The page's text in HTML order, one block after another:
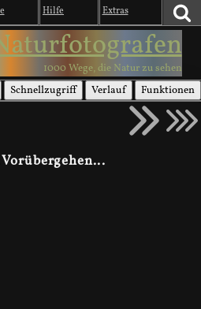
Hilfe Extras
1000 Wege, die Natur zu sehen
Schnellzugriff Verlauf Funktionen